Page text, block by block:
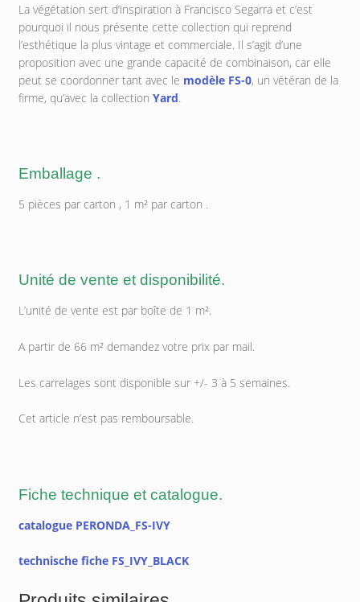
La végétation sert d’inspiration à Francisco Segarra et c’est
pourquoi il nous présente cette collection qui reprend
l’esthétique la plus vintage et commerciale. Il s’agit d’une
proposition avec une grande capacité de combinaison, car elle
peut se coordonner tant avec le modèle FS-0, un vétéran de la
firme, qu’avec la collection Yard.
Emballage .
5 pièces par carton , 1 m² par carton .
Unité de vente et disponibilité.
L’unité de vente est par boîte de 1 m².
A partir de 66 m² demandez votre prix par mail.
Les carrelages sont disponible sur +/- 3 à 5 semaines.
Cet article n’est pas remboursable.
Fiche technique et catalogue.
catalogue PERONDA_FS-IVY
technische fiche FS_IVY_BLACK